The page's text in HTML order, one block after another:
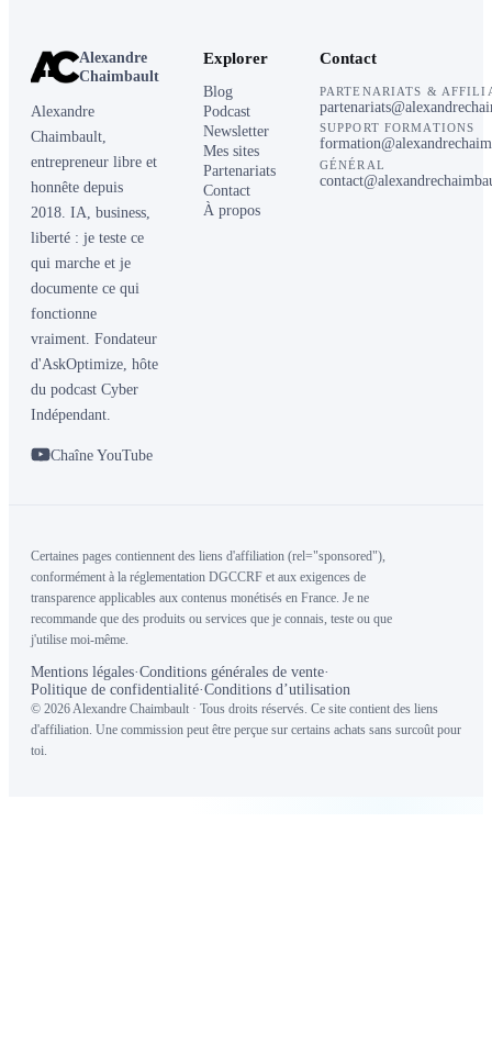
Alexandre
Chaimbault
Alexandre
Chaimbault,
entrepreneur libre et
honnête depuis
2018. IA, business,
liberté : je teste ce
qui marche et je
documente ce qui
fonctionne
vraiment. Fondateur
d'AskOptimize, hôte
du podcast Cyber
Indépendant.
Chaîne YouTube
Explorer
Blog
Podcast
Newsletter
Mes sites
Partenariats
Contact
À propos
Contact
PARTENARIATS &
SUPPORT FORMATIONS
GÉNÉRAL
Certaines pages contiennent des liens d'affiliation (rel="sponsored"),
conformément à la réglementation DGCCRF et aux exigences de
transparence applicables aux contenus monétisés en France. Je ne
recommande que des produits ou services que je connais, teste ou que
j'utilise moi-même.
Mentions légales·Conditions générales de vente·
Politique de confidentialité·Conditions d’utilisation
© 2026 Alexandre Chaimbault · Tous droits réservés. Ce site contient des liens
d'affiliation. Une commission peut être perçue sur certains achats sans surcoût pour
toi.